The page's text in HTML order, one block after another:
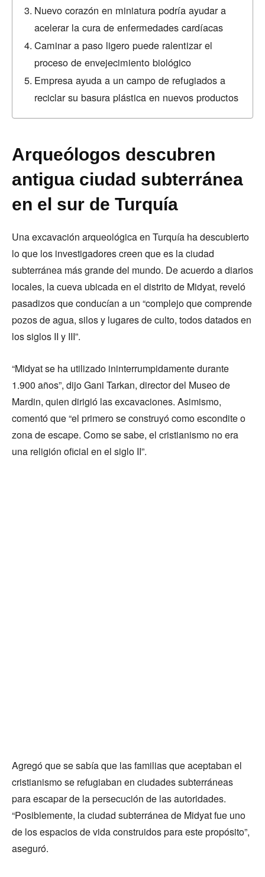
Nuevo corazón en miniatura podría ayudar a
acelerar la cura de enfermedades cardíacas
Caminar a paso ligero puede ralentizar el
proceso de envejecimiento biológico
Empresa ayuda a un campo de refugiados a
reciclar su basura plástica en nuevos productos
Arqueólogos descubren
antigua ciudad subterránea
en el sur de Turquía
Una excavación arqueológica en Turquía ha descubierto
lo que los investigadores creen que es la ciudad
subterránea más grande del mundo. De acuerdo a diarios
locales, la cueva ubicada en el distrito de Midyat, reveló
pasadizos que conducían a un “complejo que comprende
pozos de agua, silos y lugares de culto, todos datados en
los siglos II y III”.
“Midyat se ha utilizado ininterrumpidamente durante
1.900 años”, dijo Gani Tarkan, director del Museo de
Mardin, quien dirigió las excavaciones. Asimismo,
comentó que “el primero se construyó como escondite o
zona de escape. Como se sabe, el cristianismo no era
una religión oficial en el siglo II”.
Agregó que se sabía que las familias que aceptaban el
cristianismo se refugiaban en ciudades subterráneas
para escapar de la persecución de las autoridades.
“Posiblemente, la ciudad subterránea de Midyat fue uno
de los espacios de vida construidos para este propósito”,
aseguró.